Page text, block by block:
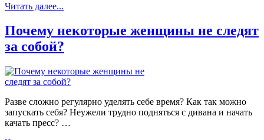
Читать далее...
Почему некоторые женщины не следят
за собой?
Разве сложно регулярно уделять себе время? Как так можно
запускать себя? Неужели трудно подняться с дивана и начать
качать пресс? …